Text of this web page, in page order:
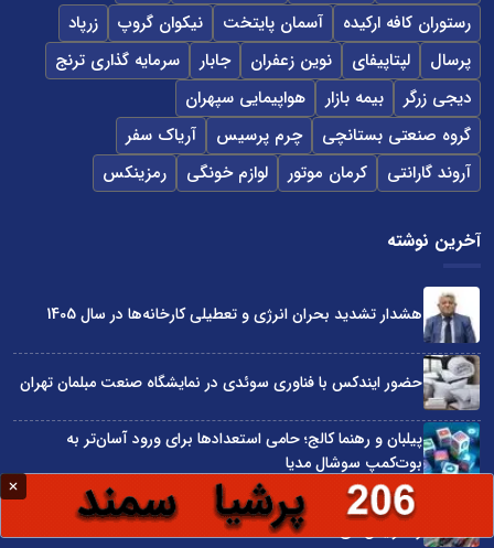
رستوران کافه ارکیده
آسمان پایتخت نیکوان گروپ
زرپاد
پرسال
لپتاپیفای نوین زعفران جابار
سرمایه گذاری ترنج
دیجی زرگر
بیمه بازار
هواپیمایی سپهران
گروه صنعتی بستانچی
چرم پرسیس
آریاک سفر
آروند گارانتی
کرمان موتور لوازم خونگی رمزینکس
آخرین نوشته
هشدار تشدید بحران انرژی و تعطیلی کارخانه‌ها در سال 1405
حضور ایندکس با فناوری سوئدی در نمایشگاه صنعت مبلمان تهران
پیلبان و رهنما کالج؛ حامی استعدادها برای ورود آسان‌تر به
بوت‌کمپ سوشال مدیا
واردات مستقیم از چین؛ چگونه حذف واسطه‌ها سود کسب‌وکارها
را افزایش می‌دهد؟